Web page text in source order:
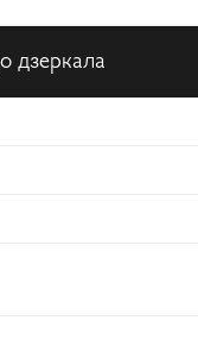
дзеркала